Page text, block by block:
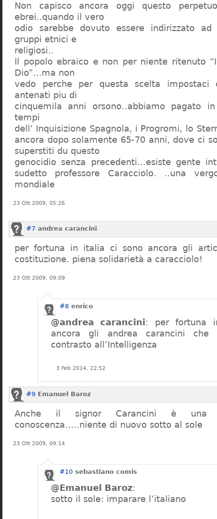
Non capisco ancora oggi questo
ebrei..quando il vero
odio sarebbe dovuto essere indirizzato
gruppi etnici e
religiosi..
Il popolo ebraico e non per niente ritenuto
Dio”…ma non
vedo perche per questa scelta
antenati piu di
cinquemila anni orsono..abbiamo pagato
tempi
dell’ Inquisizione Spagnola, i Progromi, lo
ancora dopo solamente 65-70 anni, dove ci
superstiti du questo
genocidio senza precedenti…esiste gente
sudetto professore Caracciolo. ..una
mondiale
23 Ott 2009, 05:26
#7 andrea carancini
per fortuna in italia ci sono ancora gli
costituzione. piena solidarietà a caracciolo!
23 Ott 2009, 09:09
#8 enrico
@andrea carancini: per fortuna
ancora gli andrea carancini
contrasto all’Intelligenza
3 Feb 2014, 22:52
#9 Emanuel Baroz
Anche il signor Carancini è una
conoscenza…..niente di nuovo sotto al sole
23 Ott 2009, 09:14
#10 sebastiano comis
@Emanuel Baroz:
sotto il sole: imparare l’italiano